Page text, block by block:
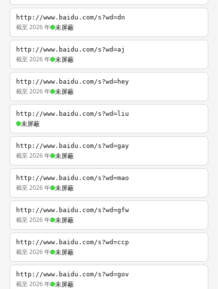
http://www.baidu.com/s?wd=dn
截至 2026 年 未屏蔽
http://www.baidu.com/s?wd=aj
截至 2026 年 未屏蔽
http://www.baidu.com/s?wd=hey
截至 2026 年 未屏蔽
http://www.baidu.com/s?wd=liu
未屏蔽
http://www.baidu.com/s?wd=gay
截至 2026 年 未屏蔽
http://www.baidu.com/s?wd=mao
截至 2026 年 未屏蔽
http://www.baidu.com/s?wd=gfw
截至 2026 年 未屏蔽
http://www.baidu.com/s?wd=ccp
截至 2026 年 未屏蔽
http://www.baidu.com/s?wd=gov
截至 2026 年 未屏蔽